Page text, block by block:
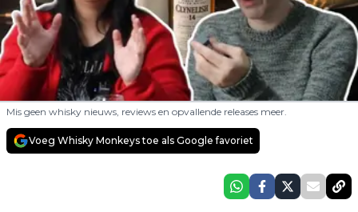
Mis geen whisky nieuws, reviews en opvallende releases meer.
Voeg Whisky Monkeys toe als Google favoriet